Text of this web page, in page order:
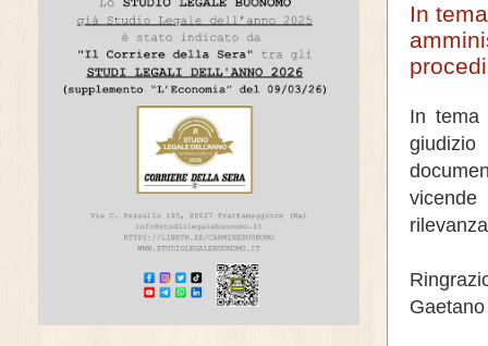
In
In tema
vicende